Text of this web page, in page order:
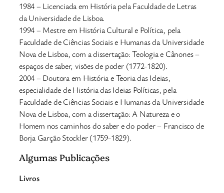
1984 – Licenciada em História pela Faculdade de Letras
da Universidade de Lisboa.
1994 – Mestre em História Cultural e Política, pela
Faculdade de Ciências Sociais e Humanas da Universidade
Nova de Lisboa, com a dissertação: Teologia e Cânones –
espaços de saber, visões de poder (1772-1820).
2004 – Doutora em História e Teoria das Ideias,
especialidade de História das Ideias Políticas, pela
Faculdade de Ciências Sociais e Humanas da Universidade
Nova de Lisboa, com a dissertação: A Natureza e o
Homem nos caminhos do saber e do poder – Francisco de
Borja Garção Stockler (1759-1829).
Algumas Publicações
Livros